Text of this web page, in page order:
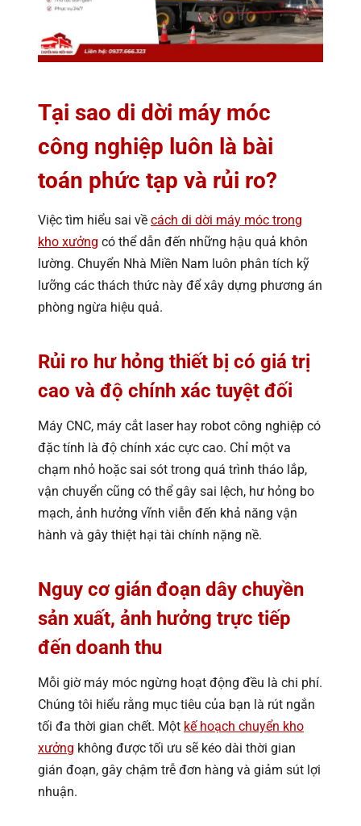
Tại sao di dời máy móc
công nghiệp luôn là bài
toán phức tạp và rủi ro?
Việc tìm hiểu sai về cách di dời máy móc trong
kho xưởng có thể dẫn đến những hậu quả khôn
lường. Chuyển Nhà Miền Nam luôn phân tích kỹ
lưỡng các thách thức này để xây dựng phương án
phòng ngừa hiệu quả.
Rủi ro hư hỏng thiết bị có giá trị
cao và độ chính xác tuyệt đối
Máy CNC, máy cắt laser hay robot công nghiệp có
đặc tính là độ chính xác cực cao. Chỉ một va
chạm nhỏ hoặc sai sót trong quá trình tháo lắp,
vận chuyển cũng có thể gây sai lệch, hư hỏng bo
mạch, ảnh hưởng vĩnh viễn đến khả năng vận
hành và gây thiệt hại tài chính nặng nề.
Nguy cơ gián đoạn dây chuyền
sản xuất, ảnh hưởng trực tiếp
đến doanh thu
Mỗi giờ máy móc ngừng hoạt động đều là chi phí.
Chúng tôi hiểu rằng mục tiêu của bạn là rút ngắn
tối đa thời gian chết. Một kế hoạch chuyển kho
xưởng không được tối ưu sẽ kéo dài thời gian
gián đoạn, gây chậm trễ đơn hàng và giảm sút lợi
nhuận.